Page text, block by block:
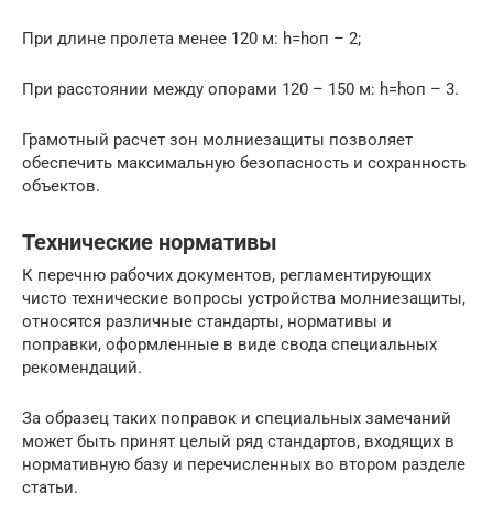
При длине пролета менее 120 м: h=hоп – 2;
При расстоянии между опорами 120 – 150 м: h=hоп – 3.
Грамотный расчет зон молниезащиты позволяет
обеспечить максимальную безопасность и сохранность
объектов.
Технические нормативы
К перечню рабочих документов, регламентирующих
чисто технические вопросы устройства молниезащиты,
относятся различные стандарты, нормативы и
поправки, оформленные в виде свода специальных
рекомендаций.
За образец таких поправок и специальных замечаний
может быть принят целый ряд стандартов, входящих в
нормативную базу и перечисленных во втором разделе
статьи.